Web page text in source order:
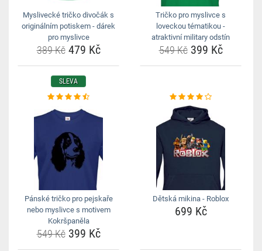
Myslivecké tričko divočák s
originálním potiskem - dárek
pro myslivce
389 Kč479 Kč
Tričko pro myslivce s
loveckou tématikou -
atraktivní military odstín
549 Kč399 Kč
SLEVA
Pánské tričko pro pejskaře
nebo myslivce s motivem
Kokršpaněla
549 Kč399 Kč
Dětská mikina - Roblox
699 Kč